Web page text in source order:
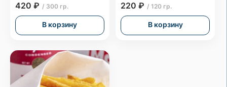
420 ₽ / 300 гр.
В корзину
220 ₽ / 120 гр.
В корзину